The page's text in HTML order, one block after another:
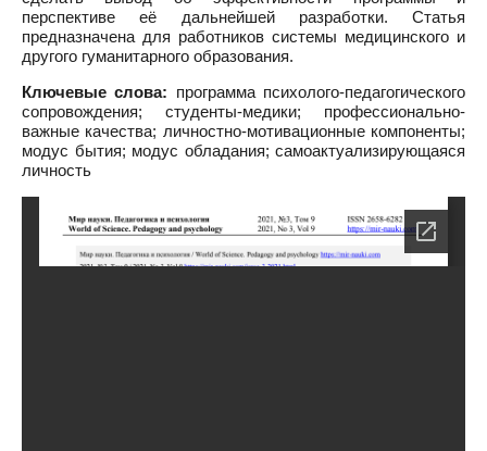
перспективе её дальнейшей разработки. Статья
предназначена для работников системы медицинского и
другого гуманитарного образования.
Ключевые слова: программа психолого-педагогического
сопровождения; студенты-медики; профессионально-
важные качества; личностно-мотивационные компоненты;
модус бытия; модус обладания; самоактуализирующаяся
личность